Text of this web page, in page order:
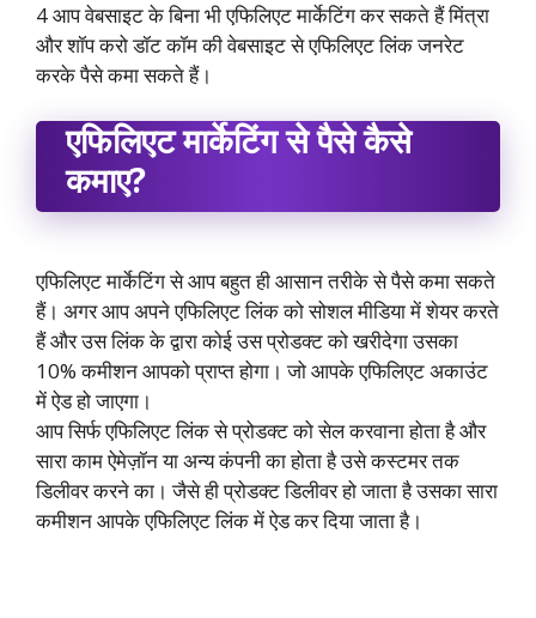
4 आप वेबसाइट के बिना भी एफिलिएट मार्केटिंग कर सकते हैं मिंत्रा
और शॉप करो डॉट कॉम की वेबसाइट से एफिलिएट लिंक जनरेट
करके पैसे कमा सकते हैं।
एफिलिएट मार्केटिंग से पैसे कैसे
कमाए?
एफिलिएट मार्केटिंग से आप बहुत ही आसान तरीके से पैसे कमा सकते
हैं। अगर आप अपने एफिलिएट लिंक को सोशल मीडिया में शेयर करते
हैं और उस लिंक के द्वारा कोई उस प्रोडक्ट को खरीदेगा उसका
10% कमीशन आपको प्राप्त होगा। जो आपके एफिलिएट अकाउंट
में ऐड हो जाएगा।
आप सिर्फ एफिलिएट लिंक से प्रोडक्ट को सेल करवाना होता है और
सारा काम ऐमेज़ॉन या अन्य कंपनी का होता है उसे कस्टमर तक
डिलीवर करने का। जैसे ही प्रोडक्ट डिलीवर हो जाता है उसका सारा
कमीशन आपके एफिलिएट लिंक में ऐड कर दिया जाता है।